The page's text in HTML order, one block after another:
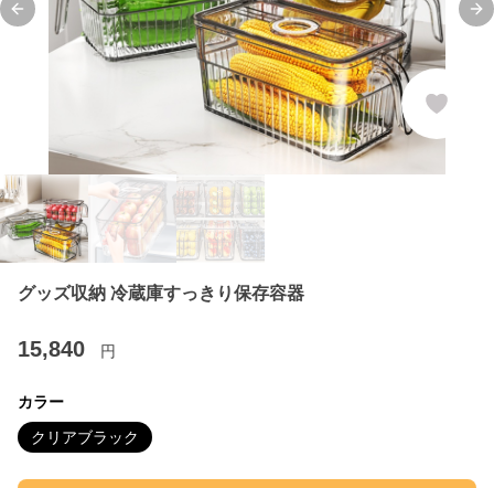
Previous slide
グッズ収納 冷蔵庫すっきり保存容器
15,840 円
カラー
クリアブラック